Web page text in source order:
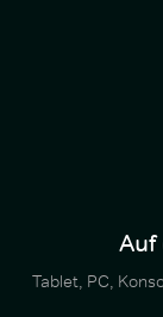
Auf
Tablet, PC,